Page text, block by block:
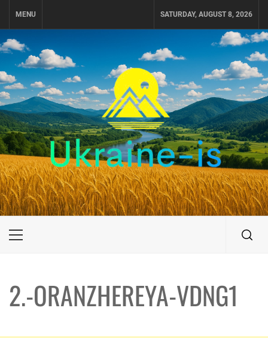
MENU SATURDAY, AUGUST 8, 2026
UKRAINE-IS
ПОДОРОЖI ПО УКРАЇНІ
Primary
2.-ORANZHEREYA-VDNG1